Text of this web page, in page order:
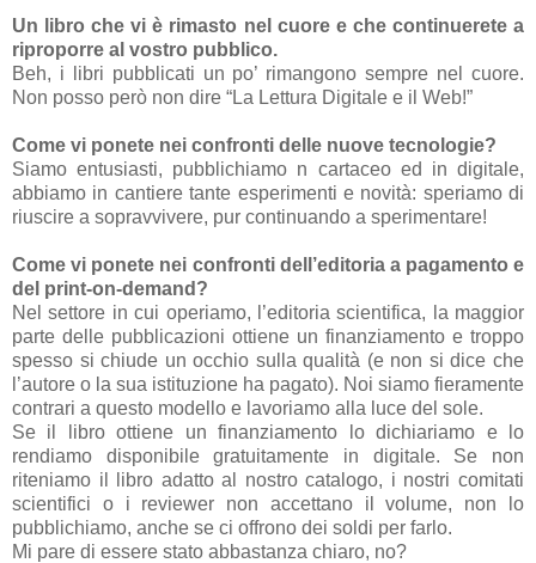
Un libro che vi è rimasto nel cuore e che continuerete a
riproporre al vostro pubblico.
Beh, i libri pubblicati un po’ rimangono sempre nel cuore.
Non posso però non dire “La Lettura Digitale e il Web!”
Come vi ponete nei confronti delle nuove tecnologie?
Siamo entusiasti, pubblichiamo n cartaceo ed in digitale,
abbiamo in cantiere tante esperimenti e novità: speriamo di
riuscire a sopravvivere, pur continuando a sperimentare!
Come vi ponete nei confronti dell’editoria a pagamento e
del print-on-demand?
Nel settore in cui operiamo, l’editoria scientifica, la maggior
parte delle pubblicazioni ottiene un finanziamento e troppo
spesso si chiude un occhio sulla qualità (e non si dice che
l’autore o la sua istituzione ha pagato). Noi siamo fieramente
contrari a questo modello e lavoriamo alla luce del sole.
Se il libro ottiene un finanziamento lo dichiariamo e lo
rendiamo disponibile gratuitamente in digitale. Se non
riteniamo il libro adatto al nostro catalogo, i nostri comitati
scientifici o i reviewer non accettano il volume, non lo
pubblichiamo, anche se ci offrono dei soldi per farlo.
Mi pare di essere stato abbastanza chiaro, no?